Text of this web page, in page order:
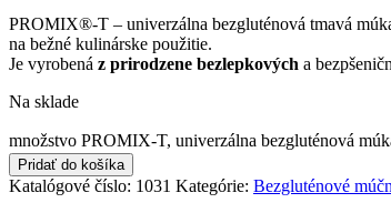
PROMIX®-T – univerzálna bezgluténová tmavá
na bežné kulinárske použitie.
Je vyrobená z prirodzene bezlepkových a
Na sklade
množstvo PROMIX-T, univerzálna bezgluténová
Pridať do košíka
Katalógové číslo: 1031 Kategórie: Bezgluténové